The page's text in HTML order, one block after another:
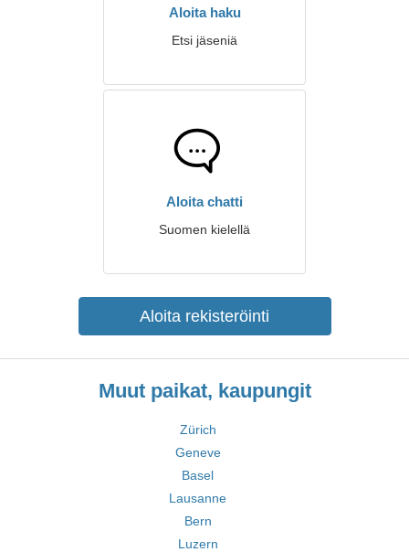
Aloita haku
Etsi jäseniä
Aloita chatti
Suomen kielellä
Aloita rekisteröinti
Muut paikat, kaupungit
Zürich
Geneve
Basel
Lausanne
Bern
Luzern